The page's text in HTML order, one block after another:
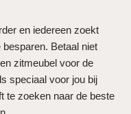
en iedereen zoekt
Betaal niet
zitmeubel voor de
speciaal voor jou bij
te zoeken naar de beste